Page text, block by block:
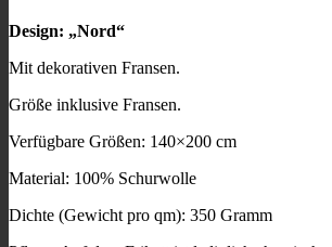
Design: „Nord“
Mit dekorativen Fransen.
Größe inklusive Fransen.
Verfügbare Größen: 140×200 cm
Material: 100% Schurwolle
Dichte (Gewicht pro qm): 350 Gramm